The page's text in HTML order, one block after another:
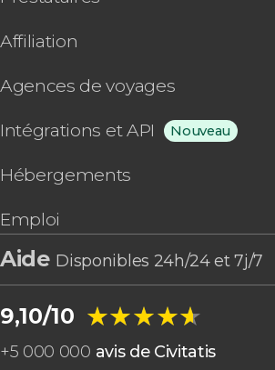
Affiliation
Agences de voyages
Intégrations et API Nouveau
Hébergements
Emploi
Aide Disponibles 24h/24 et 7j/7
9,10/10 ★★★★★
★★★★★
+5 000 000 avis de Civitatis